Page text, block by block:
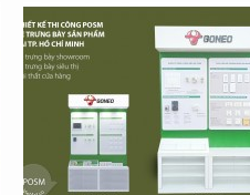
THIẾT KẾ SẢN XUẤT
WOBLER ” TÀI CHÍNH
TOYOTA”